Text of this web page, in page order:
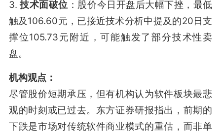
3.技术面破位 ：股价今日开盘后大幅下挫，最低
触及106.60元，已接近技术分析中提及的20日支
撑位105.73元附近，可能触发了部分技术性卖
盘。
机构观点：
尽管股价短期承压，但有机构认为软件板块最悲
观的时刻或已过去。东方证券研报指出，前期的
下跌是市场对传统软件商业模式的重估，而非单